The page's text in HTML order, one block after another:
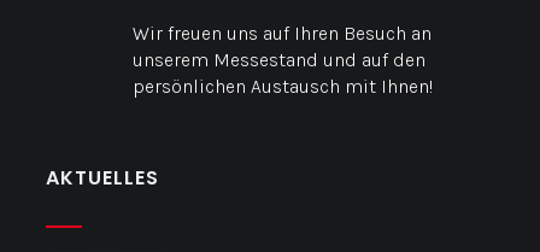
Wir freuen uns auf Ihren Besuch an
unserem Messestand und auf den
persönlichen Austausch mit Ihnen!
AKTUELLES